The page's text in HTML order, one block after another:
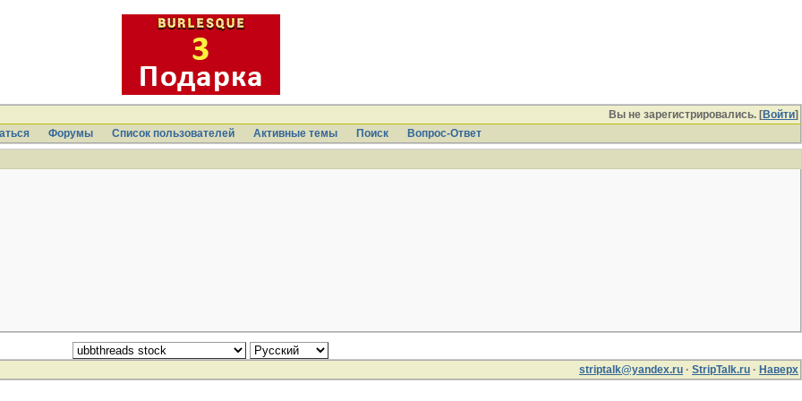
Вы не зарегистрировались. [Войти]
Форумы Список пользователей Активные темы Поиcк Вопрос-Ответ
striptalk@yandex.ru · StripTalk.ru · Наверх